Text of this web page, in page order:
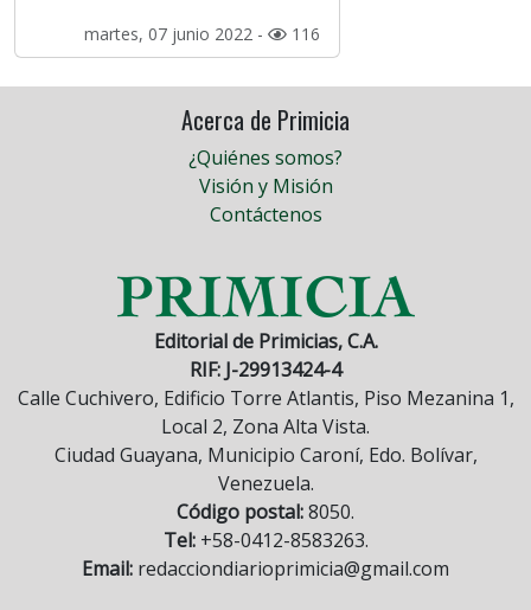
martes, 07 junio 2022 - 116
Acerca de Primicia
¿Quiénes somos?
Visión y Misión
Contáctenos
Editorial de Primicias, C.A.
RIF: J-29913424-4
Calle Cuchivero, Edificio Torre Atlantis, Piso Mezanina 1,
Local 2, Zona Alta Vista.
Ciudad Guayana, Municipio Caroní, Edo. Bolívar,
Venezuela.
Código postal:8050.
Tel:+58-0412-8583263.
Email: redacciondiarioprimicia@gmail.com